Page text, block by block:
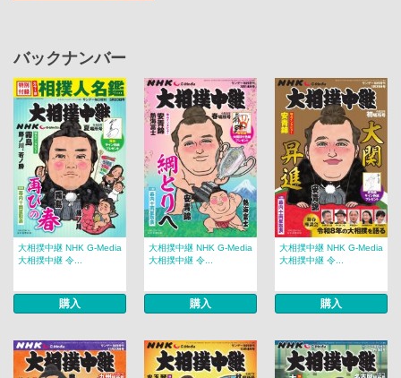
バックナンバー
大相撲中継 NHK G-Media
大相撲中継 令...
購入
大相撲中継 NHK G-Media
大相撲中継 令...
購入
大相撲中継 NHK G-Media
大相撲中継 令...
購入